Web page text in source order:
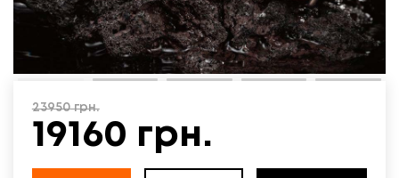
23950грн.
19160 грн.